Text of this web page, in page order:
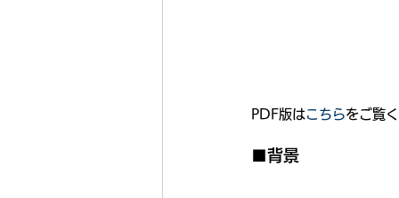
PDF版は こちらをご覧
■背景